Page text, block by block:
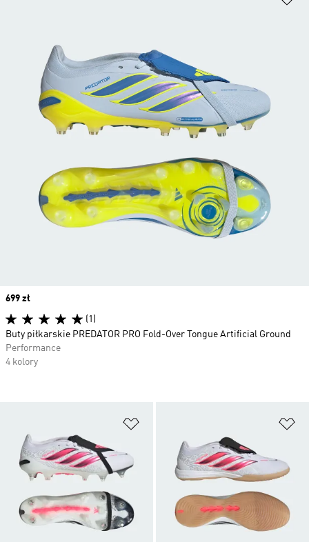
Price
699 zł
(1)
Buty piłkarskie PREDATOR PRO Fold-Over Tongue Artificial Ground
Performance
4 kolory